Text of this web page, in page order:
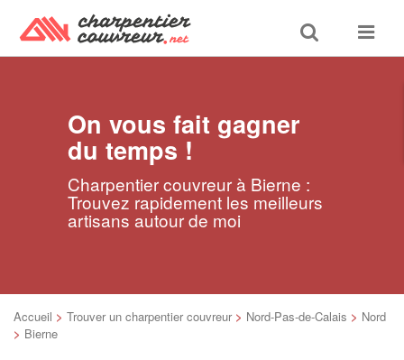
Toggle
search
Toggle
On vous fait gagner
du temps !
Charpentier couvreur à Bierne :
Trouvez rapidement les meilleurs
artisans autour de moi
Accueil > Trouver un charpentier couvreur > Nord-Pas-de-Calais > Nord
> Bierne